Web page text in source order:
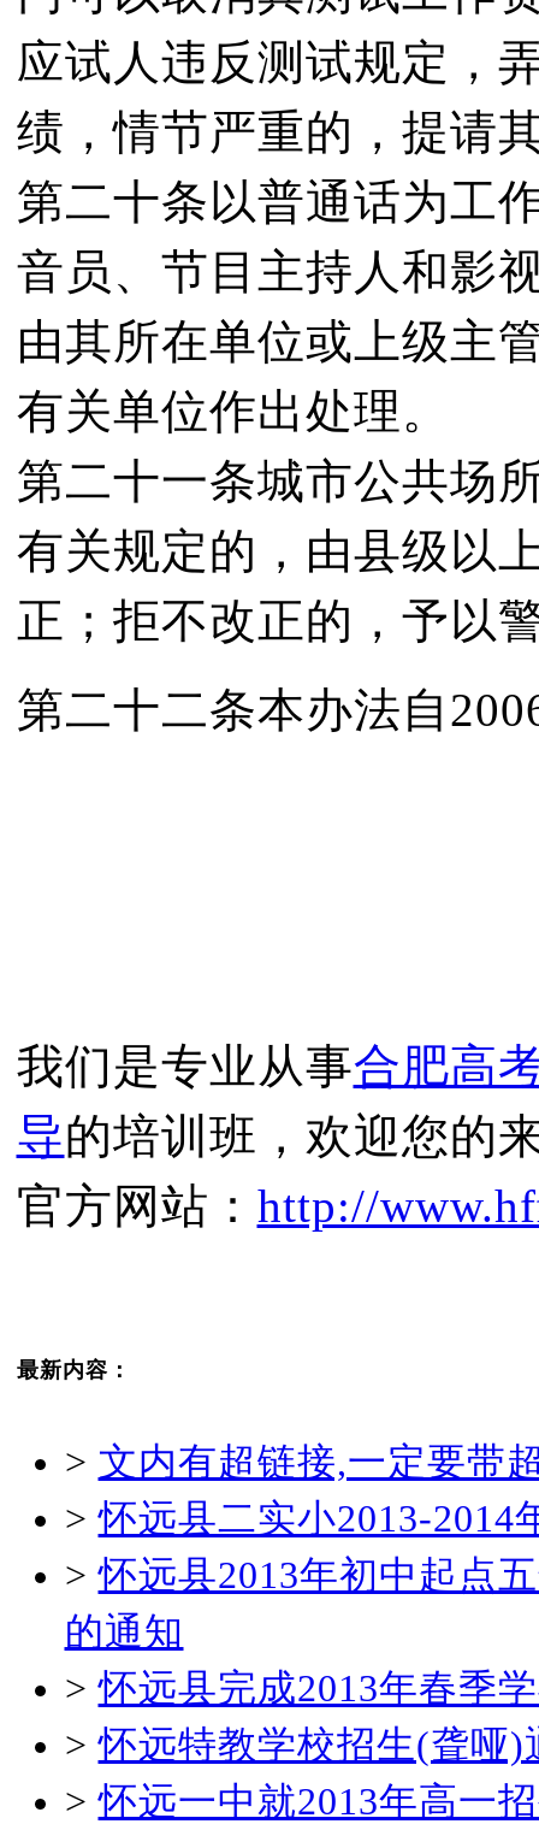
应试人违反测试规定，
绩，情节严重的，提请
第二十条以普通话为工
音员、节目主持人和影
由其所在单位或上级主
有关单位作出处理。
第二十一条城市公共场
有关规定的，由县级以
正；拒不改正的，予以
第二十二条本办法自
我们是专业从事合肥高
导的培训班，欢迎您的
官方网站： http://
最新内容：
> 文内有超链接,一定要带
>怀远县二实小2013-2014
>怀远县2013年初中起点
的通知
>怀远县完成2013年春季
>怀远特教学校招生(聋哑)
>怀远一中就2013年高一